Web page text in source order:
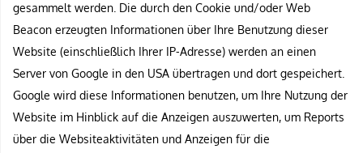
gesammelt werden. Die durch den Cookie und/oder Web
Beacon erzeugten Informationen über Ihre Benutzung dieser
Website (einschließlich Ihrer IP-Adresse) werden an einen
Server von Google in den USA übertragen und dort gespeichert.
Google wird diese Informationen benutzen, um Ihre Nutzung der
Website im Hinblick auf die Anzeigen auszuwerten, um Reports
über die Websiteaktivitäten und Anzeigen für die